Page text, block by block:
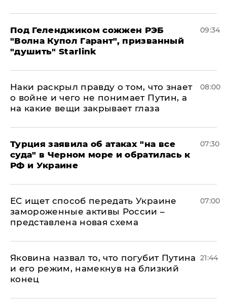
Под Геленджиком сожжен РЭБ
"Волна Купол Гарант", призванный
"душить" Starlink
09:34
Наки раскрыл правду о том, что знает
о войне и чего не понимает Путин, а
на какие вещи закрывает глаза
08:00
Турция заявила об атаках "на все
суда" в Черном море и обратилась к
РФ и Украине
07:30
ЕС ищет способ передать Украине
замороженные активы России –
представлена новая схема
07:00
Яковина назвал то, что погубит Путина
и его режим, намекнув на близкий
конец
21:44